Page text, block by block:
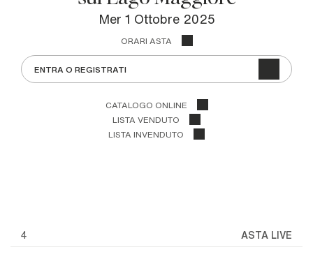
mer 1 Ottobre 2025
ORARI ASTA
ENTRA O REGISTRATI
CATALOGO ONLINE
LISTA VENDUTO
LISTA INVENDUTO
4 ASTA LIVE